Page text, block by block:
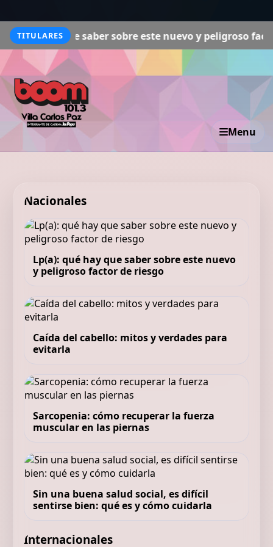
TITULARES
que saber sobre este nuevo y peligroso factor de
Menu
Nacionales
Lp(a): qué hay que saber sobre este nuevo
y peligroso factor de riesgo
Caída del cabello: mitos y verdades para
evitarla
Sarcopenia: cómo recuperar la fuerza
muscular en las piernas
Sin una buena salud social, es difícil
sentirse bien: qué es y cómo cuidarla
Internacionales